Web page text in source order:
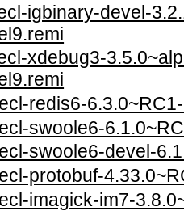
igbinary-devel-
xdebug3-
redis6-
swoole6-
swoole6-devel-
protobuf-
imagick-im7-